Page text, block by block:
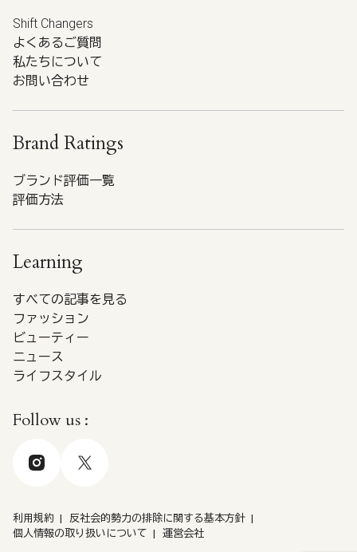
Shift Changers
よくあるご質問
私たちについて
お問い合わせ
Brand Ratings
ブランド評価一覧
評価方法
Learning
すべての記事を見る
ファッション
ビューティー
ニュース
ライフスタイル
Follow us :
利用規約
反社会的勢力の排除に関する基本方針
個人情報の取り扱いについて
運営会社